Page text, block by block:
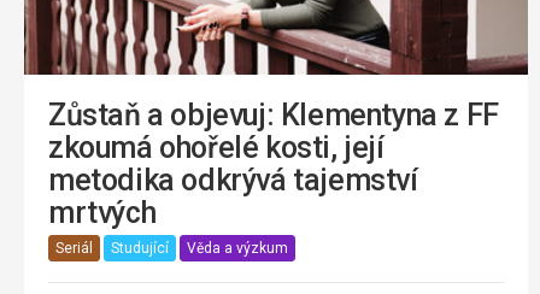
Zůstaň a objevuj: Klementyna z FF
zkoumá ohořelé kosti, její
metodika odkrývá tajemství
mrtvých
Seriál Studující Věda a výzkum